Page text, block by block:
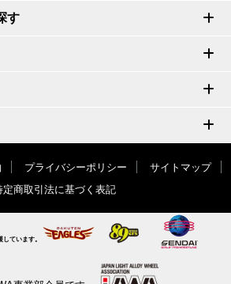
す
プライバシーポリシー
サイトマップ
定商取引法に基づく表記
ています。